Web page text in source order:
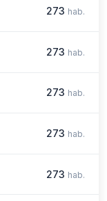
273 hab.
273 hab.
273 hab.
273 hab.
273 hab.